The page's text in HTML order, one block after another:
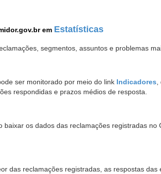
em Estatísticas
segmentos, assuntos e problemas
ser monitorado por meio do link Indicadores,
respondidas e prazos médios de resposta.
baixar os dados das reclamações registradas
das reclamações registradas, as respostas